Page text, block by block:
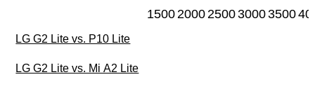
15002000250030003500
LG G2 Lite vs. P10 Lite
LG G2 Lite vs. Mi A2 Lite